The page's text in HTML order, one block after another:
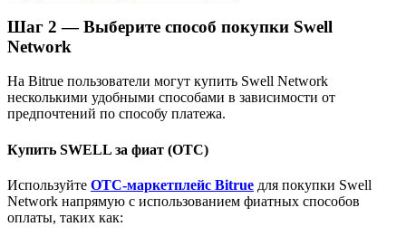
Bitrue Партнеры
Партнеры Bitrue
Шаг 2 — Выберите способ покупки Swell
Network
На Bitrue пользователи могут купить Swell Network
несколькими удобными способами в зависимости от
предпочтений по способу платежа.
Купить SWELL за фиат (OTC)
Используйте OTC-маркетплейс Bitrue для покупки Swell
Network напрямую с использованием фиатных способов
оплаты, таких как: